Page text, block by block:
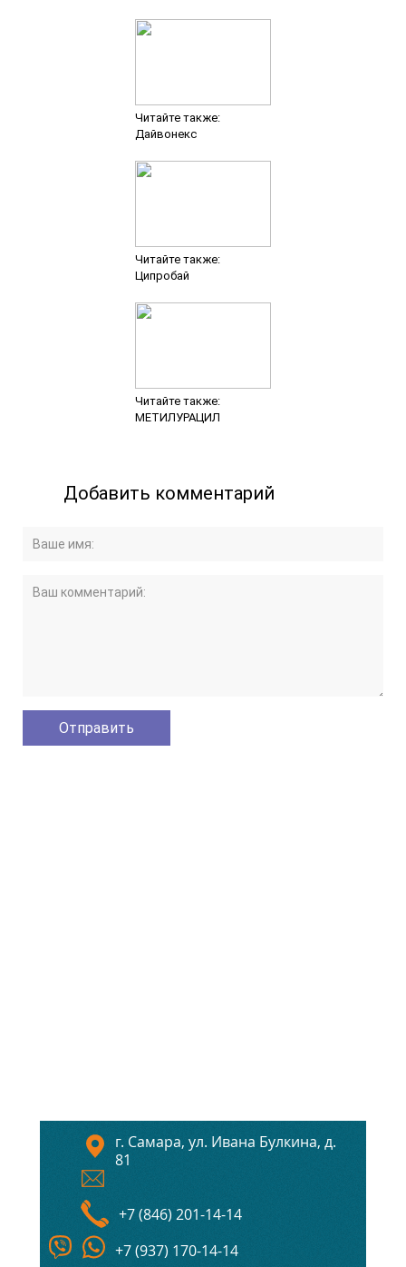
Читайте также:
Дайвонекс
Читайте также:
Ципробай
Читайте также:
МЕТИЛУРАЦИЛ
Добавить комментарий
г. Самара, ул. Ивана Булкина, д.
81
+7 (846) 201-14-14
+7 (937) 170-14-14